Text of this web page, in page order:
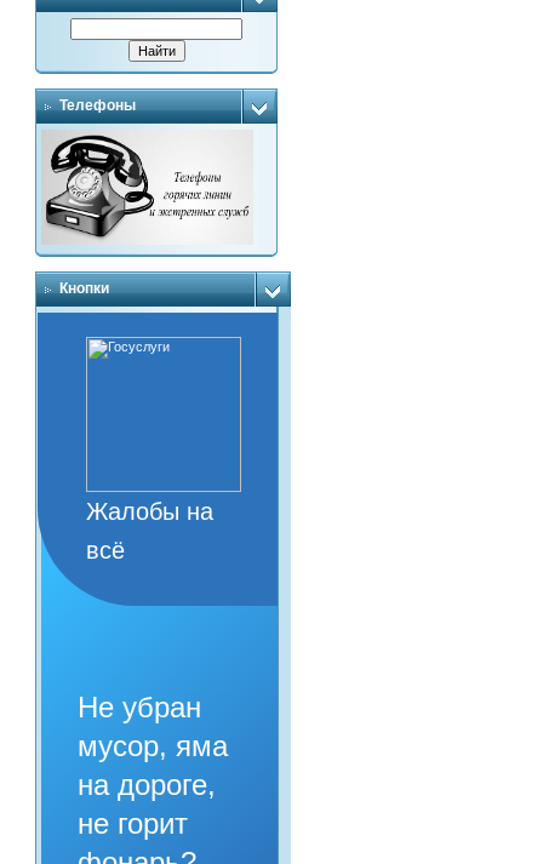
Телефоны
Кнопки
Жалобы на
всё
Не убран
мусор, яма
на дороге,
не горит